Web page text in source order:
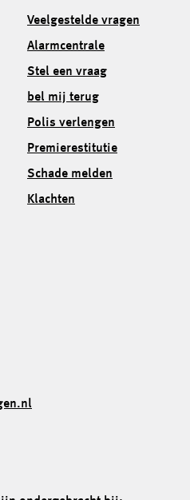
Veelgestelde vragen
Alarmcentrale
Stel een vraag
bel mij terug
Polis verlengen
Premierestitutie
Schade melden
Klachten